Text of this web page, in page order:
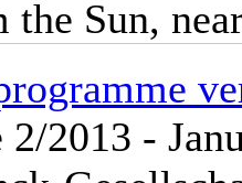
the Sun,
2/2013 -